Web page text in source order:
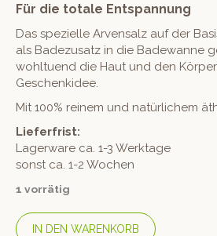
Für die totale Entspannung
Das spezielle Arvensalz auf der
als Badezusatz in die Badewanne
wohltuend die Haut und den
Geschenkidee.
Mit 100% reinem und natürlichem
Lieferfrist:
Lagerware ca. 1-3 Werktage
sonst ca. 1-2 Wochen
1 vorrätig
IN DEN WARENKORB